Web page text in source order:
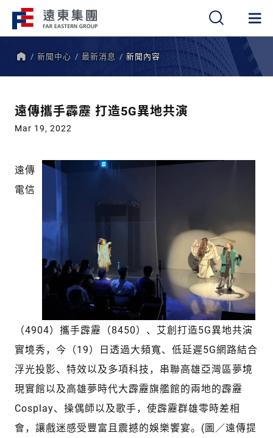
新聞中心 最新消息 新聞內容
遠傳攜手霹靂 打造5G異地共演
Mar 19, 2022
遠傳
電信
（4904）攜手霹靂（8450）、艾創打造5G異地共演
實境秀，今（19）日透過大頻寬、低延遲5G網路結合
浮光投影、特效以及多項科技，串聯高雄亞灣區夢境
現實館以及高雄夢時代大霹靂旗艦館的兩地的霹靂
Cosplay、操偶師以及歌手，使霹靂群雄零時差相
會，讓戲迷感受豐富且震撼的娛樂饗宴。(圖／遠傳提